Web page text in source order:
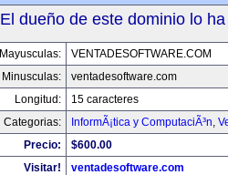
El dueño de este dominio lo
Mayusculas:
VENTADESOFTWARE.COM
Minusculas:
ventadesoftware.com
Longitud:
15 caracteres
Categorias:
InformÃ¡tica y ComputaciÃ³n,
Precio:
$600.00
Visitar!
ventadesoftware.com